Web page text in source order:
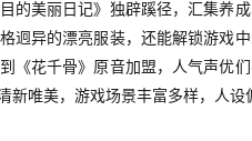
的美丽日记》独辟蹊径，汇集养
迥异的漂亮服装，还能解锁游戏
《花千骨》原音加盟，人气声优
唯美，游戏场景丰富多样，人设